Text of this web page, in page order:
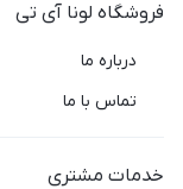
فروشگاه لونا آی تی
درباره ما
تماس با ما
خدمات مشتری